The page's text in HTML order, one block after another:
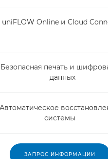
uniFLOW Online и Cloud
Безопасная печать и
данных
Автоматическое
системы
ЗАПРОС ИНФОРМАЦИИ